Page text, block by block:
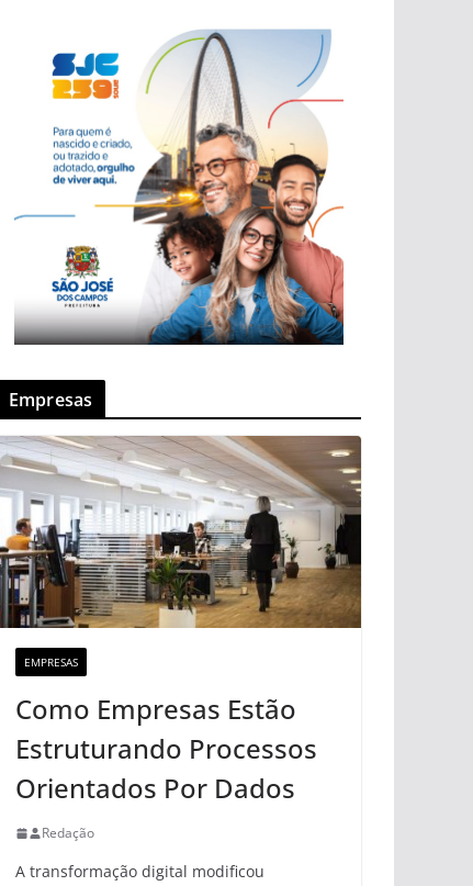
Empresas
EMPRESAS
Como Empresas Estão
Estruturando Processos
Orientados Por Dados
Redação
A transformação digital modificou